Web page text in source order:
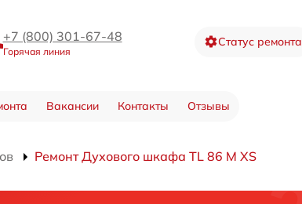
+7 (800) 301-67-48
Горячая линия
Статус ремонта
Вакансии Контакты Отзывы
Ремонт Духового шкафа TL 86 M XS